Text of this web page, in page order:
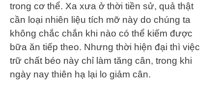
trong cơ thể. Xa xưa ở thời tiền sử, quả thật
cần loại nhiên liệu tích mỡ này do chúng ta
không chắc chắn khi nào có thể kiếm được
bữa ăn tiếp theo. Nhưng thời hiện đại thì việc
trữ chất béo này chỉ làm tăng cân, trong khi
ngày nay thiên hạ lại lo giảm cân.